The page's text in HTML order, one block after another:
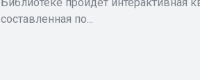
составленная по...